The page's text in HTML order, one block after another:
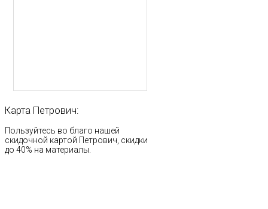
Карта Петрович:
Пользуйтесь во благо нашей
скидочной картой Петрович, скидки
до 40% на материалы.